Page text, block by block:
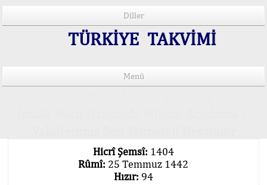
Diller
TÜRKİYE TAKVİMİ
Menü
Hicrî Şemsî: 1404
Rûmî: 25 Temmuz 1442
Hızır: 94